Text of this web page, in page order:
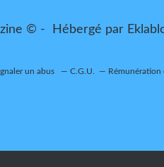
© - Hébergé par
un abus C.G.U. Rémunération